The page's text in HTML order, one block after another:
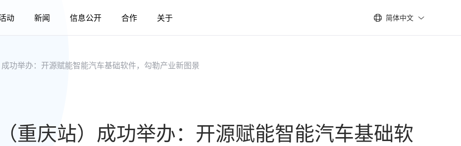
动 新闻 信息公开 合作 关于 简体中文
功举办：开源赋能智能汽车基础软件，勾勒产业新图景
重庆站）成功举办：开源赋能智能汽车基础软